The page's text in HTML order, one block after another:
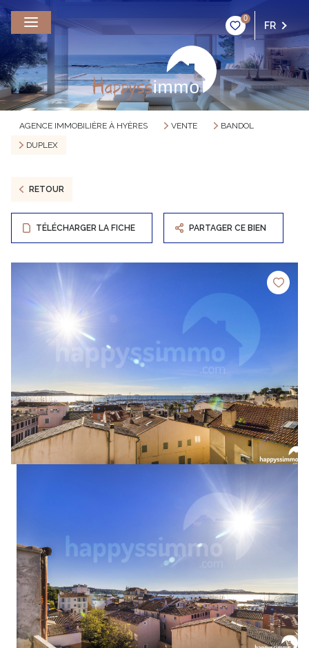
0
FR
AGENCE IMMOBILIÈRE À HYÈRES VENTE
BANDOL
DUPLEX
RETOUR
TÉLÉCHARGER LA FICHE PARTAGER CE BIEN